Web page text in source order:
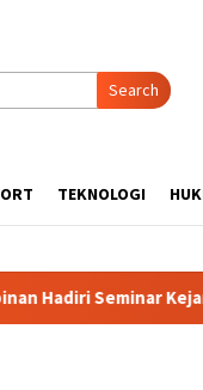
Search
TEKNOLOGI
Kejari Kotamobagu